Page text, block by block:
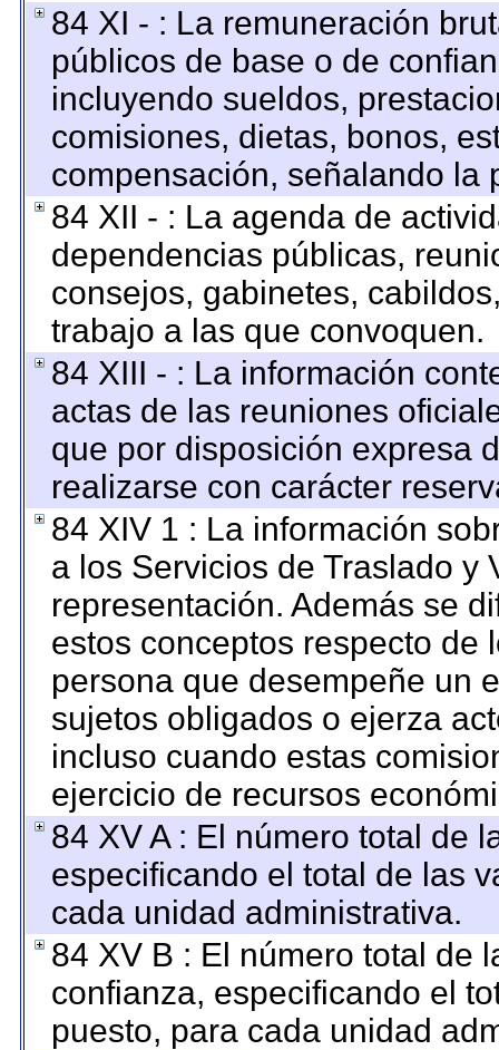
84 XI - : La remuneración
públicos de base o de
incluyendo sueldos,
comisiones, dietas, bonos,
compensación, señalando la
84 XII - : La agenda de
dependencias públicas,
consejos, gabinetes,
trabajo a las que convoquen.
84 XIII - : La información
actas de las reuniones
que por disposición expresa
realizarse con carácter
84 XIV 1 : La información
a los Servicios de Traslado y
representación. Además se
estos conceptos respecto de
persona que desempeñe un
sujetos obligados o ejerza
incluso cuando estas
ejercicio de recursos
84 XV A : El número total de
especificando el total de las
cada unidad administrativa.
84 XV B : El número total de
confianza, especificando el
puesto, para cada unidad